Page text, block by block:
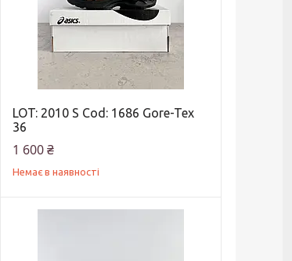
LOT: 2010 S Cod: 1686 Gore-Tex
36
1 600 ₴
Немає в наявності